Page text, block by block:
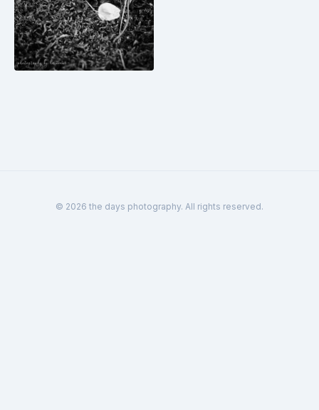
© 2026 the days photography. All rights reserved.